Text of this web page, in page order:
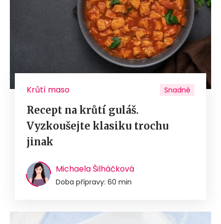
Krůtí maso Snadné
Recept na krůtí guláš.
Vyzkoušejte klasiku trochu
jinak
Michaela Šilháčková
Doba přípravy: 60 min